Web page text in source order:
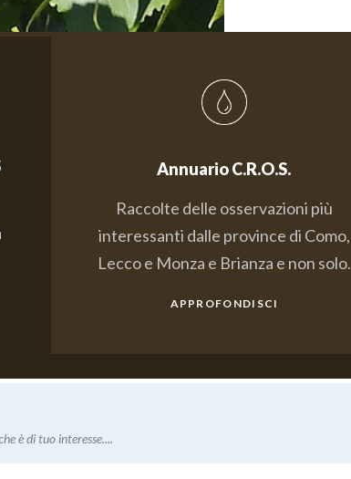
Annuario C.R.O.S.
Raccolte delle osservazioni più
interessanti dalle province di Como,
Lecco e Monza e Brianza e non solo.
APPROFONDISCI
è di tuo interesse....